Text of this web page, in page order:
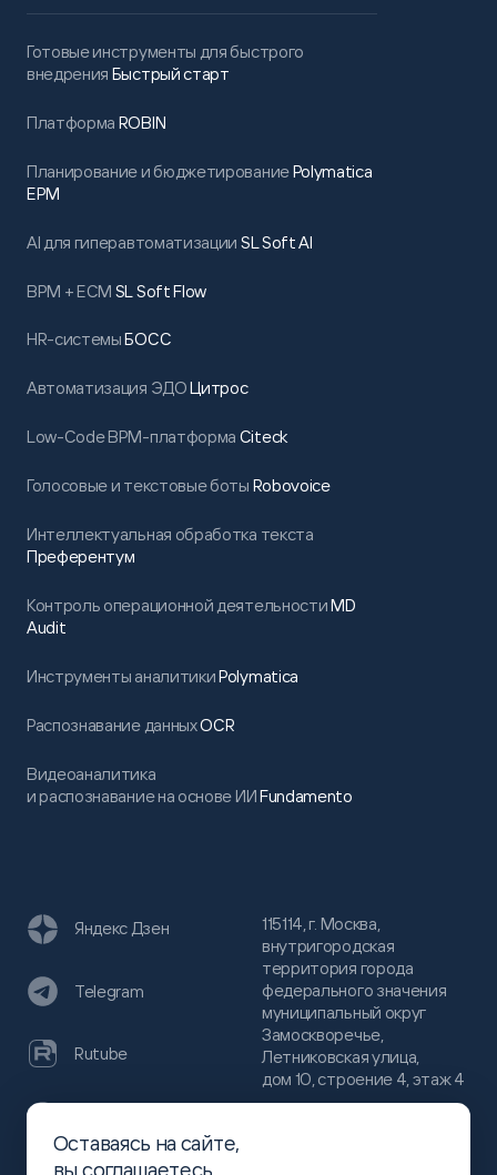
Готовые инструменты для быстрого
внедрения Быстрый старт
Платформа ROBIN
Планирование и бюджетированиеPolymatica
EPM
AI для гиперавтоматизации SL Soft AI
BPM + ECM SL Soft Flow
HR-системыБОСС
Автоматизация ЭДОЦитрос
Low-Code BPM-платформа Citeck
Голосовые и текстовые боты Robovoice
Интеллектуальная обработка текста
Преферентум
Контроль операционной деятельностиMD
Audit
Инструменты аналитикиPolymatica
Распознавание данныхOCR
Видеоаналитика
и распознавание на основе ИИFundamento
115114, г. Москва,
внутригородская
территория города
федерального значения
муниципальный округ
Замоскворечье,
Летниковская улица,
дом 10, строение 4, этаж 4
Яндекс Дзен
Telegram
Rutube
Оставаясь на сайте,